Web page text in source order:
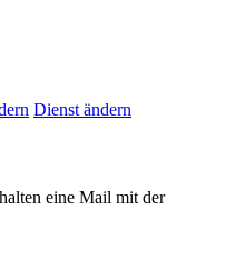
Dienst ändern
eine Mail mit der